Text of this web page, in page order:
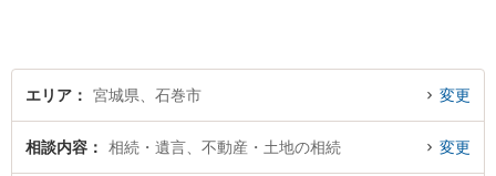
エリア 宮城県、石巻市 変更
相談内容 相続・遺言、不動産・土地の相続 変更